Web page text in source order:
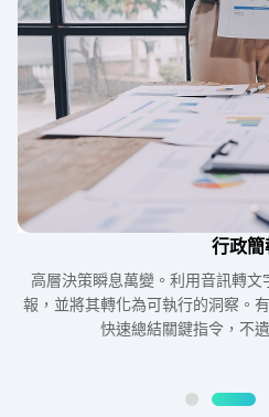
行政簡
高層決策瞬息萬變。利用音訊轉
報，並將其轉化為可執行的洞察。
快速總結關鍵指令，不